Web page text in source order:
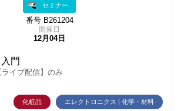
セミナー
番号 B261204
開催日
12月04日
門
イブ配信】のみ
化粧品 エレクトロニクス | 化学・材料